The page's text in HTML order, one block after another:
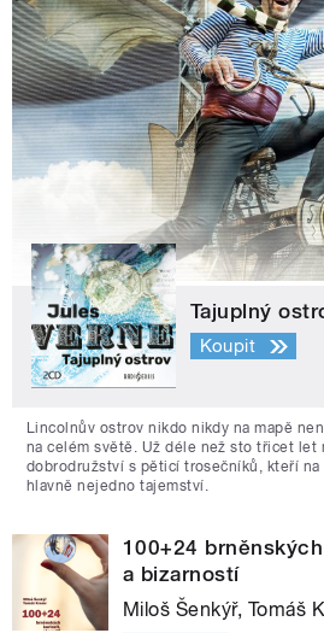
Tajuplný
Koupit
Lincolnův ostrov nikdo nikdy na mapě
na celém světě. Už déle než sto třicet let
dobrodružství s pěticí trosečníků, kteří
hlavně nejedno tajemství.
100+24
a bizarností
Miloš Šenkýř, Tomáš